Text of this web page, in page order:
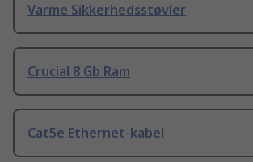
Varme Sikkerhedsstøvler
Crucial 8 Gb Ram
Cat5e Ethernet-kabel